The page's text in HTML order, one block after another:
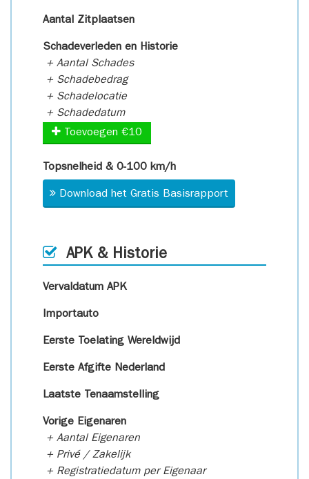
Aantal Zitplaatsen
Schadeverleden en Historie
+ Aantal Schades
+ Schadebedrag
+ Schadelocatie
+ Schadedatum
Toevoegen €10
Topsnelheid & 0-100 km/h
Download het Gratis Basisrapport
APK & Historie
Vervaldatum APK
Importauto
Eerste Toelating Wereldwijd
Eerste Afgifte Nederland
Laatste Tenaamstelling
Vorige Eigenaren
+ Aantal Eigenaren
+ Privé / Zakelijk
+ Registratiedatum per Eigenaar